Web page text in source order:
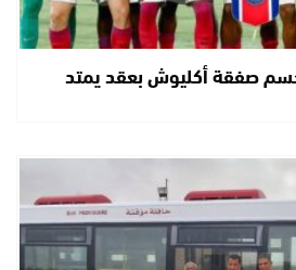
صفقة أكليوش بعقد يمتد